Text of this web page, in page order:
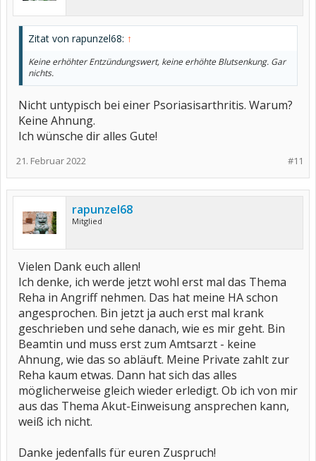
Zitat von rapunzel68: ↑
Keine erhöhter Entzündungswert, keine erhöhte Blutsenkung. Gar
nichts.
Nicht untypisch bei einer Psoriasisarthritis. Warum?
Keine Ahnung.
Ich wünsche dir alles Gute!
#11
21. Februar 2022
rapunzel68
Mitglied
Vielen Dank euch allen!
Ich denke, ich werde jetzt wohl erst mal das Thema
Reha in Angriff nehmen. Das hat meine HA schon
angesprochen. Bin jetzt ja auch erst mal krank
geschrieben und sehe danach, wie es mir geht. Bin
Beamtin und muss erst zum Amtsarzt - keine
Ahnung, wie das so abläuft. Meine Private zahlt zur
Reha kaum etwas. Dann hat sich das alles
möglicherweise gleich wieder erledigt. Ob ich von mir
aus das Thema Akut-Einweisung ansprechen kann,
weiß ich nicht.
Danke jedenfalls für euren Zuspruch!